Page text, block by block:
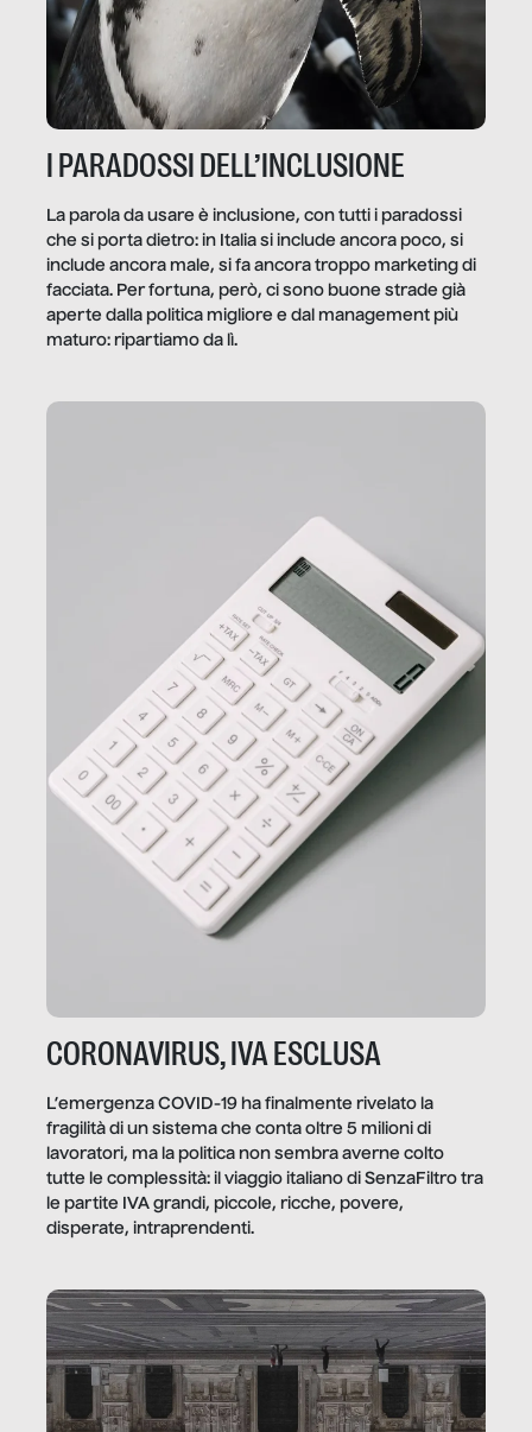
I PARADOSSI DELL’INCLUSIONE
La parola da usare è inclusione, con tutti i paradossi
che si porta dietro: in Italia si include ancora poco, si
include ancora male, si fa ancora troppo marketing di
facciata. Per fortuna, però, ci sono buone strade già
aperte dalla politica migliore e dal management più
maturo: ripartiamo da lì.
CORONAVIRUS, IVA ESCLUSA
L’emergenza COVID-19 ha finalmente rivelato la
fragilità di un sistema che conta oltre 5 milioni di
lavoratori, ma la politica non sembra averne colto
tutte le complessità: il viaggio italiano di SenzaFiltro tra
le partite IVA grandi, piccole, ricche, povere,
disperate, intraprendenti.